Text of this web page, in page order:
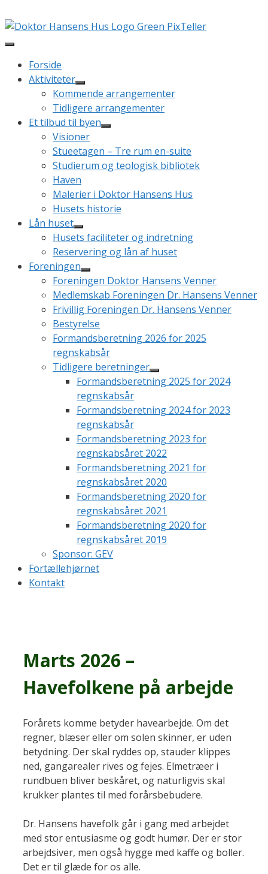
til
indhold
Forside
Aktiviteter
Kommende arrangementer
Tidligere arrangementer
Et tilbud til byen
Visioner
Stueetagen – Tre rum en-suite
Studierum og teologisk bibliotek
Haven
Malerier i Doktor Hansens Hus
Husets historie
Lån huset
Husets faciliteter og indretning
Reservering og lån af huset
Foreningen
Foreningen Doktor Hansens Venner
Medlemskab Foreningen Dr. Hansens Venner
Frivillig Foreningen Dr. Hansens Venner
Bestyrelse
Formandsberetning 2026 for 2025
regnskabsår
Tidligere beretninger
Formandsberetning 2025 for 2024
regnskabsår
Formandsberetning 2024 for 2023
regnskabsår
Formandsberetning 2023 for
regnskabsåret 2022
Formandsberetning 2021 for
regnskabsåret 2020
Formandsberetning 2020 for
regnskabsåret 2021
Formandsberetning 2020 for
regnskabsåret 2019
Sponsor: GEV
Fortællehjørnet
Kontakt
Marts 2026 –
Havefolkene på arbejde
Forårets komme betyder havearbejde. Om det
regner, blæser eller om solen skinner, er uden
betydning. Der skal ryddes op, stauder klippes
ned, gangarealer rives og fejes. Elmetræer i
rundbuen bliver beskåret, og naturligvis skal
krukker plantes til med forårsbebudere.
Dr. Hansens havefolk går i gang med arbejdet
med stor entusiasme og godt humør. Der er stor
arbejdsiver, men også hygge med kaffe og boller.
Det er til glæde for os alle.